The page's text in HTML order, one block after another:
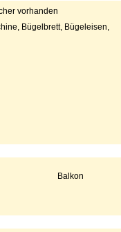
vorhanden
Bügelbrett, Bügeleisen,
Balkon